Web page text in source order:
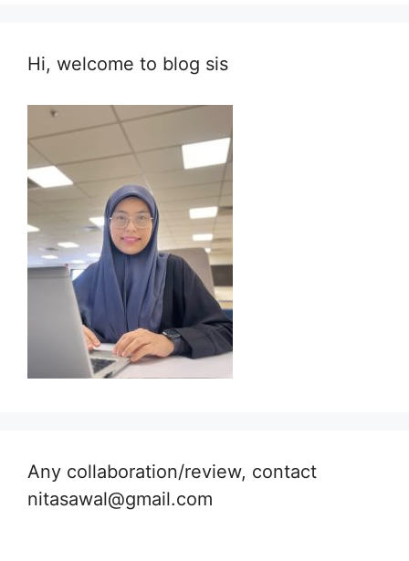
Hi, welcome to blog sis
Any collaboration/review, contact
nitasawal@gmail.com